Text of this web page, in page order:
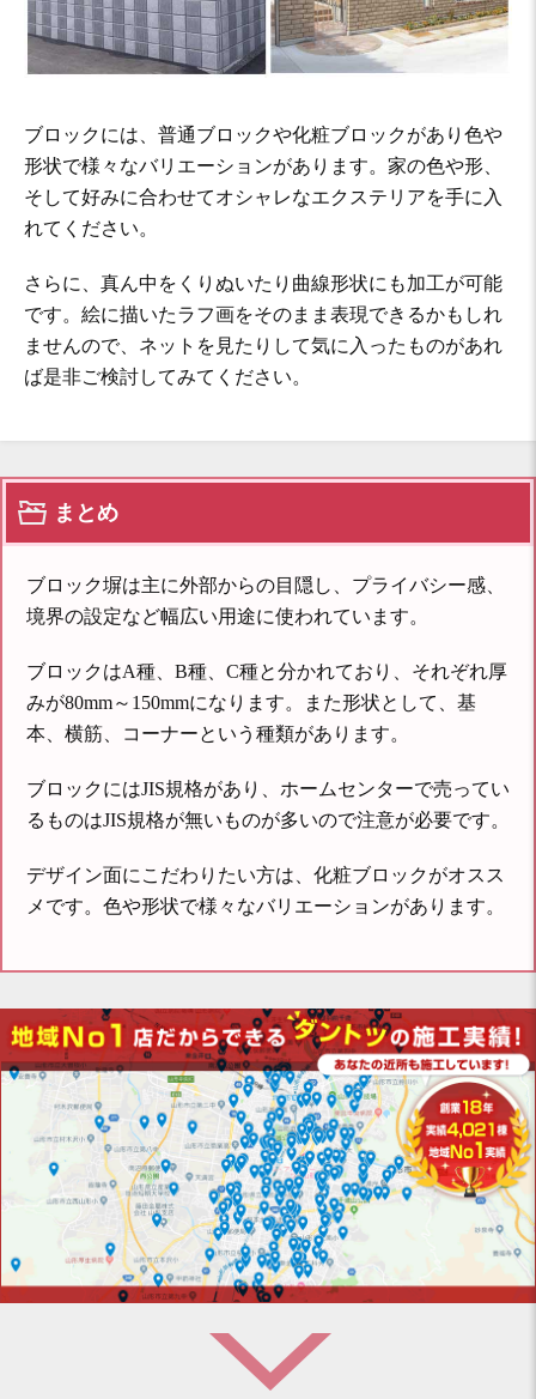
ブロックには、普通ブロックや化粧ブロックがあり色や
形状で様々なバリエーションがあります。家の色や形、
そして好みに合わせてオシャレなエクステリアを手に入
れてください。
さらに、真ん中をくりぬいたり曲線形状にも加工が可能
です。絵に描いたラフ画をそのまま表現できるかもしれ
ませんので、ネットを見たりして気に入ったものがあれ
ば是非ご検討してみてください。
まとめ
ブロック塀は主に外部からの目隠し、プライバシー感、
境界の設定など幅広い用途に使われています。
ブロックはA種、B種、C種と分かれており、それぞれ厚
みが80mm～150mmになります。また形状として、基
本、横筋、コーナーという種類があります。
ブロックにはJIS規格があり、ホームセンターで売ってい
るものはJIS規格が無いものが多いので注意が必要です。
デザイン面にこだわりたい方は、化粧ブロックがオスス
メです。色や形状で様々なバリエーションがあります。